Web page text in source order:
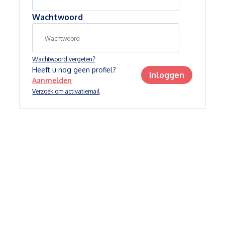
Wachtwoord
Wachtwoord vergeten?
Verzoek om activatiemail
Heeft u nog geen profiel?
Aanmelden
Inloggen